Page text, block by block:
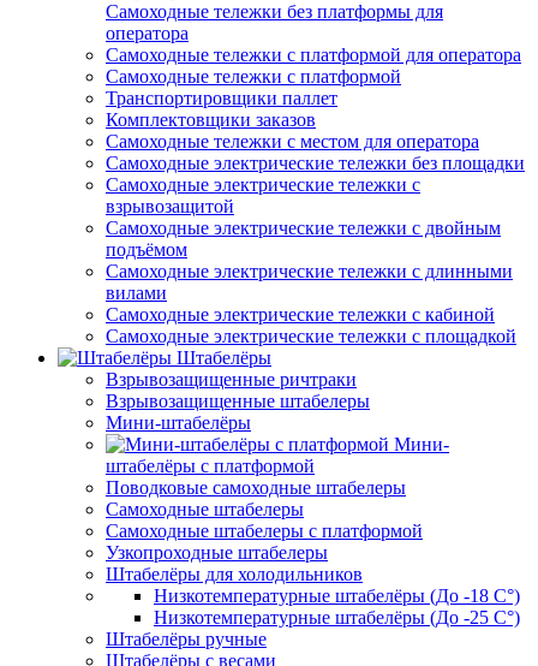
Самоходные тележки без платформы для
оператора
Самоходные тележки с платформой для оператора
Самоходные тележки с платформой
Транспортировщики паллет
Комплектовщики заказов
Самоходные тележки с местом для оператора
Самоходные электрические тележки без площадки
Самоходные электрические тележки с
взрывозащитой
Самоходные электрические тележки с двойным
подъёмом
Самоходные электрические тележки с длинными
вилами
Самоходные электрические тележки с кабиной
Самоходные электрические тележки с площадкой
Штабелёры
Взрывозащищенные ричтраки
Взрывозащищенные штабелеры
Мини-штабелёры
Мини-
штабелёры с платформой
Поводковые самоходные штабелеры
Самоходные штабелеры
Самоходные штабелеры с платформой
Узкопроходные штабелеры
Штабелёры для холодильников
Низкотемпературные штабелёры (До -18 C°)
Низкотемпературные штабелёры (До -25 C°)
Штабелёры ручные
Штабелёры с весами